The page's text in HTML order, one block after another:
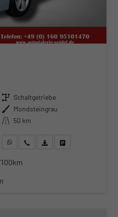
Getriebe Schaltgetriebe
Außenfarbe Mondsteingrau
Kilometerstand 50 km
WhatsApp anfragen
Wir rufen Sie anFahrzeugexposé (PDF)
Fahrzeug parken